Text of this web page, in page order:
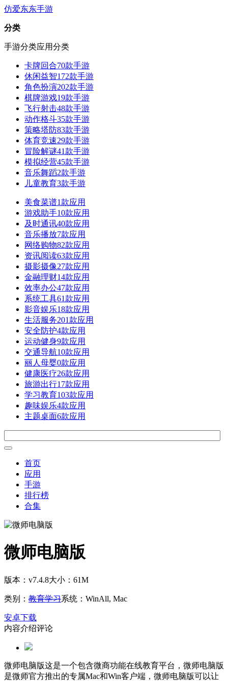
仿爱东东手游
分类
手游分类应用分类
卡牌回合70款手游
休闲益智172款手游
角色扮演202款手游
棋牌游戏19款手游
飞行射击48款手游
动作格斗35款手游
策略塔防83款手游
体育竞速29款手游
冒险解谜41款手游
模拟经营45款手游
音乐舞蹈2款手游
儿童教育3款手游
美食菜谱1款应用
游戏助手10款应用
及时通讯40款应用
音乐播放7款应用
网络购物82款应用
资讯阅读63款应用
摄影摄像27款应用
金融理财14款应用
效率办公47款应用
系统工具61款应用
影音娱乐18款应用
生活服务201款应用
安全防护4款应用
运动健身9款应用
交通导航10款应用
丽人母婴0款应用
健康医疗26款应用
旅游出行17款应用
学习教育103款应用
趣味娱乐4款应用
主题桌面6款应用
首页
应用
手游
排行榜
合集
微师电脑版
版本：v7.4.8大小：61M
类别： 教育学习系统：WinAll, Mac
安卓下载
内容介绍评论
微师电脑版这是一个包含微商功能在线教育平台，微师电脑版
是微师官方推出的专属Mac和Win客户端，微师电脑版可以让